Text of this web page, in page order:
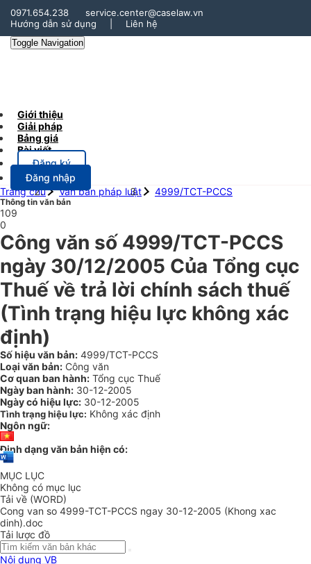
0971.654.238
service.center@caselaw.vn
Hướng dẫn sử dụng
Liên hệ
Toggle Navigation
Giới thiệu
Giải pháp
Bảng giá
Bài viết
Đăng ký
Đăng nhập
Trang chủ
Văn bản pháp luật 4999/TCT-PCCS
Thông tin văn bản
109
0
Công văn số 4999/TCT-PCCS
ngày 30/12/2005 Của Tổng cục
Thuế về trả lời chính sách thuế
(Tình trạng hiệu lực không xác
định)
Số hiệu văn bản: 4999/TCT-PCCS
Loại văn bản: Công văn
Cơ quan ban hành: Tổng cục Thuế
Ngày ban hành: 30-12-2005
Ngày có hiệu lực: 30-12-2005
Tình trạng hiệu lực: Không xác định
Ngôn ngữ:
Định dạng văn bản hiện có:
MỤC LỤC
Không có mục lục
Tải về (WORD)
Cong van so 4999-TCT-PCCS ngay 30-12-2005 (Khong xac
dinh).doc
Tải lược đồ
Nội dung VB